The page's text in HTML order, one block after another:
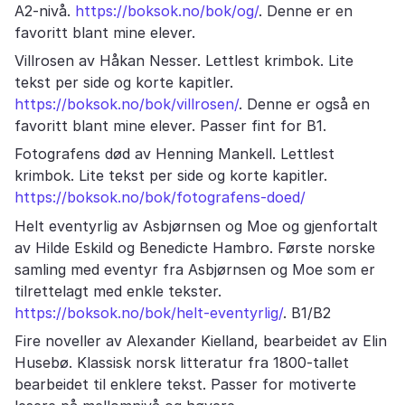
A2-nivå. https://boksok.no/bok/og/. Denne er en
favoritt blant mine elever.
Villrosen av Håkan Nesser. Lettlest krimbok. Lite
tekst per side og korte kapitler.
https://boksok.no/bok/villrosen/. Denne er også en
favoritt blant mine elever. Passer fint for B1.
Fotografens død av Henning Mankell. Lettlest
krimbok. Lite tekst per side og korte kapitler.
https://boksok.no/bok/fotografens-doed/
Helt eventyrlig av Asbjørnsen og Moe og gjenfortalt
av Hilde Eskild og Benedicte Hambro. Første norske
samling med eventyr fra Asbjørnsen og Moe som er
tilrettelagt med enkle tekster.
https://boksok.no/bok/helt-eventyrlig/. B1/B2
Fire noveller av Alexander Kielland, bearbeidet av Elin
Husebø. Klassisk norsk litteratur fra 1800-tallet
bearbeidet til enklere tekst. Passer for motiverte